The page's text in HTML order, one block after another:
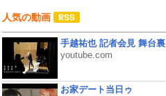
人気の動画
手越祐也 記者会見 舞台
youtube.com
お家デート当日ゥ